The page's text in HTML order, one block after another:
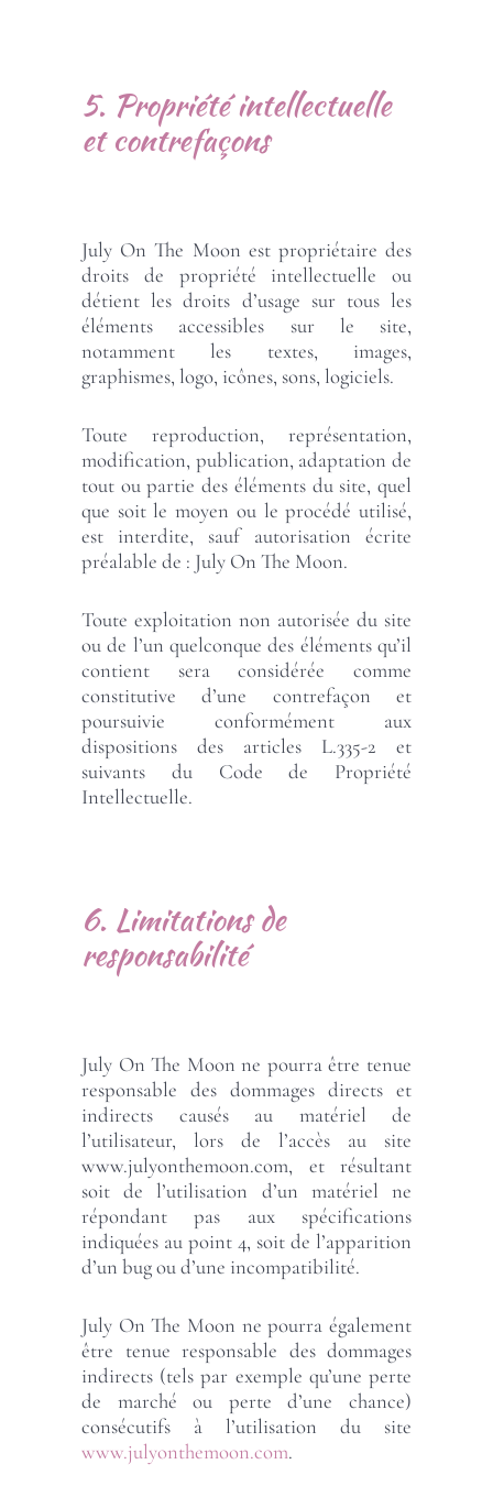
5. Propriété intellectuelle
et contrefaçons
July On The Moon est propriétaire des
droits de propriété intellectuelle ou
détient les droits d’usage sur tous les
éléments accessibles sur le site,
notamment les textes, images,
graphismes, logo, icônes, sons, logiciels.
Toute reproduction, représentation,
modification, publication, adaptation de
tout ou partie des éléments du site, quel
que soit le moyen ou le procédé utilisé,
est interdite, sauf autorisation écrite
préalable de : July On The Moon.
Toute exploitation non autorisée du site
ou de l’un quelconque des éléments qu’il
contient sera considérée comme
constitutive d’une contrefaçon et
poursuivie conformément aux
dispositions des articles L.335-2 et
suivants du Code de Propriété
Intellectuelle.
6. Limitations de
responsabilité
July On The Moon ne pourra être tenue
responsable des dommages directs et
indirects causés au matériel de
l’utilisateur, lors de l’accès au site
www.julyonthemoon.com, et résultant
soit de l’utilisation d’un matériel ne
répondant pas aux spécifications
indiquées au point 4, soit de l’apparition
d’un bug ou d’une incompatibilité.
July On The Moon ne pourra également
être tenue responsable des dommages
indirects (tels par exemple qu’une perte
de marché ou perte d’une chance)
consécutifs à l’utilisation du site
www.julyonthemoon.com.